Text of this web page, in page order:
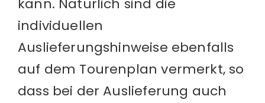
kann. Natürlich sind die
individuellen
Auslieferungshinweise ebenfalls
auf dem Tourenplan vermerkt, so
dass bei der Auslieferung auch